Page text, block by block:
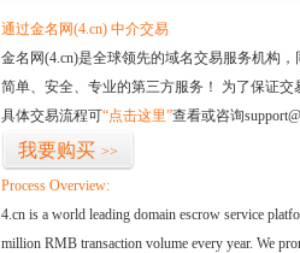
通过金名网(4.cn) 中介交易
金名网(4.cn)是全球领先的域名交易服务机构
简单、安全、专业的第三方服务！ 为了保证
具体交易流程可“点击这里”查看或咨询
我要购买 >>
Process Overview:
4.cn is a world leading domain escrow service
million RMB transaction volume every year. We